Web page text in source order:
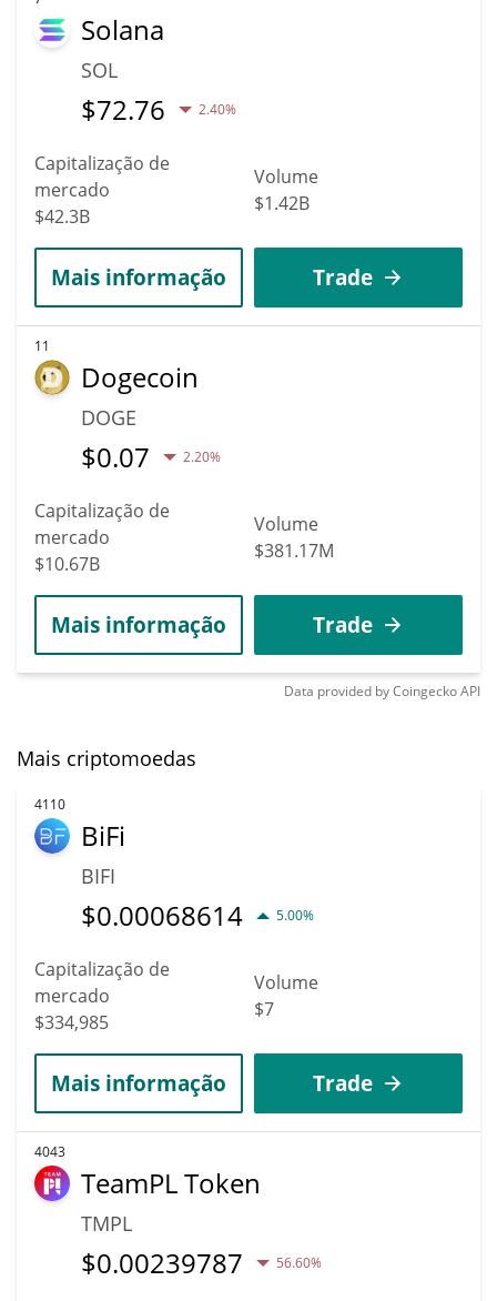
Solana
SOL
$72.76 2.40%
Capitalização de
mercado
$42.3B
Volume
$1.42B
Mais informação Trade
11
Dogecoin
DOGE
$0.07 2.20%
Capitalização de
mercado
$10.67B
Volume
$381.17M
Mais informação Trade
Data provided byCoingeckoAPI
Mais criptomoedas
4110
BiFi
BIFI
$0.00068614 5.00%
Capitalização de
mercado
$334,985
Volume
$7
Mais informação Trade
4043
TeamPL Token
TMPL
$0.00239787 56.60%